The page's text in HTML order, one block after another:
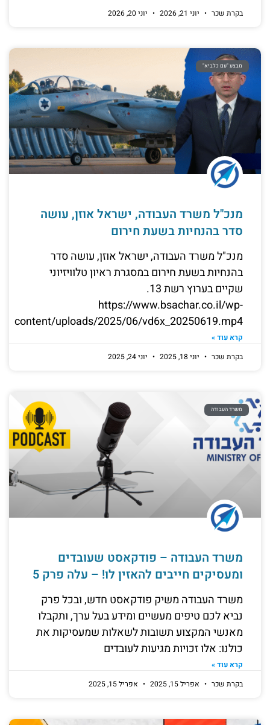
בקרת שכר
יוני 21, 2026 יוני 20, 2026
מבצע "עם כלביא"
מנכ"ל משרד העבודה, ישראל אוזן, עושה
סדר בהנחיות בשעת חירום
מנכ"ל משרד העבודה, ישראל אוזן, עושה סדר
בהנחיות בשעת חירום במסגרת ראיון טלוויזיוני
שקיים בערוץ רשת 13.
https://www.bsachar.co.il/wp-
content/uploads/2025/06/vd6x_20250619.mp4
קרא עוד »
בקרת שכר
יוני 18, 2025 יוני 24, 2025
משרד העבודה
משרד העבודה – פודקאסט שעובדים
ומעסיקים חייבים להאזין לו! – עלה פרק 5
משרד העבודה משיק פודקאסט חדש, ובכל פרק
נביא לכם טיפים מעשיים ומידע בעל ערך, ותקבלו
מאנשי המקצוע תשובות לשאלות שמעסיקות את
כולנו: אלו זכויות מגיעות לעובדים
קרא עוד »
בקרת שכר
אפריל 15, 2025 אפריל 15, 2025